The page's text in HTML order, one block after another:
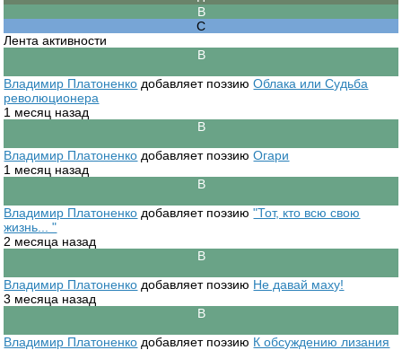
Лента активности
Владимир Платоненко добавляет поэзиюОблака или Судьба
революционера
1 месяц назад
Владимир Платоненко добавляет поэзиюОгари
1 месяц назад
Владимир Платоненко добавляет поэзию"Тот, кто всю свою
жизнь... "
2 месяца назад
Владимир Платоненко добавляет поэзию Не давай маху!
3 месяца назад
Владимир Платоненко добавляет поэзию К обсуждению лизания